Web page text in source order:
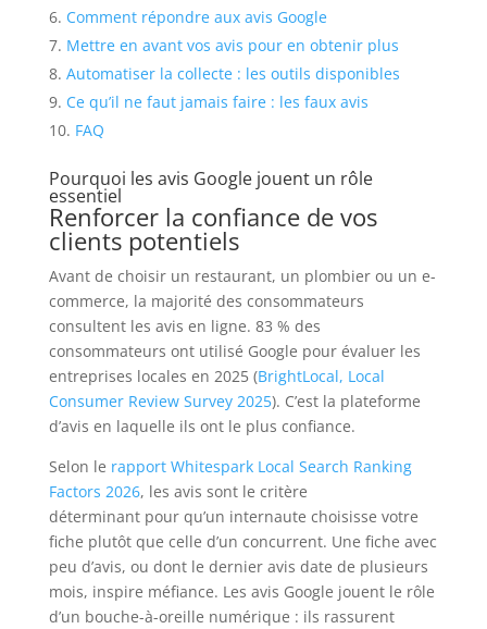
Comment répondre aux avis Google
Mettre en avant vos avis pour en obtenir plus
Automatiser la collecte : les outils disponibles
Ce qu’il ne faut jamais faire : les faux avis
FAQ
Pourquoi les avis Google jouent un rôle
essentiel
Renforcer la confiance de vos
clients potentiels
Avant de choisir un restaurant, un plombier ou un e-
commerce, la majorité des consommateurs
consultent les avis en ligne. 83 % des
consommateurs ont utilisé Google pour évaluer les
entreprises locales en 2025 (BrightLocal, Local
Consumer Review Survey 2025). C’est la plateforme
d’avis en laquelle ils ont le plus confiance.
Selon le rapport Whitespark Local Search Ranking
Factors 2026, les avis sont le critère
déterminant pour qu’un internaute choisisse votre
fiche plutôt que celle d’un concurrent. Une fiche avec
peu d’avis, ou dont le dernier avis date de plusieurs
mois, inspire méfiance. Les avis Google jouent le rôle
d’un bouche-à-oreille numérique : ils rassurent